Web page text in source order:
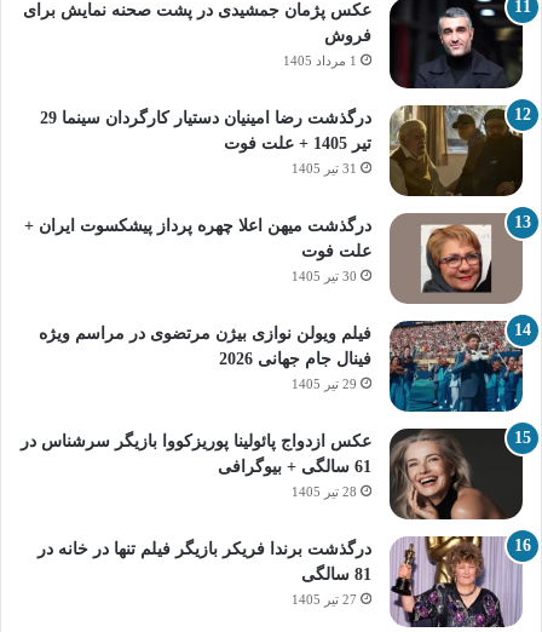
عکس پژمان جمشیدی در پشت صحنه نمایش برای
فروش
1 مرداد 1405
درگذشت رضا امینیان دستیار کارگردان سینما 29
تیر 1405 + علت فوت
31 تیر 1405
درگذشت میهن اعلا چهره پرداز پیشکسوت ایران +
علت فوت
30 تیر 1405
فیلم ویولن نوازی بیژن مرتضوی در مراسم ویژه
فینال جام جهانی 2026
29 تیر 1405
عکس ازدواج پائولینا پوریزکووا بازیگر سرشناس در
61 سالگی + بیوگرافی
28 تیر 1405
درگذشت برندا فریکر بازیگر فیلم تنها در خانه در
81 سالگی
27 تیر 1405